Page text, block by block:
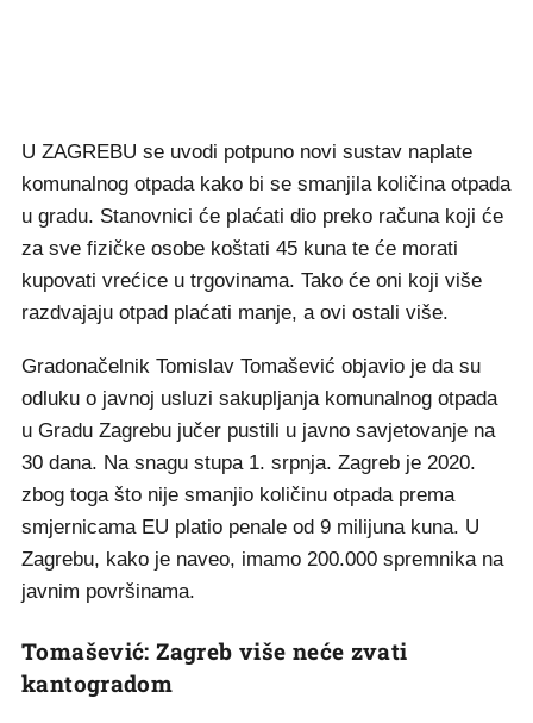
U ZAGREBU se uvodi potpuno novi sustav naplate
komunalnog otpada kako bi se smanjila količina otpada
u gradu. Stanovnici će plaćati dio preko računa koji će
za sve fizičke osobe koštati 45 kuna te će morati
kupovati vrećice u trgovinama. Tako će oni koji više
razdvajaju otpad plaćati manje, a ovi ostali više.
Gradonačelnik Tomislav Tomašević objavio je da su
odluku o javnoj usluzi sakupljanja komunalnog otpada
u Gradu Zagrebu jučer pustili u javno savjetovanje na
30 dana. Na snagu stupa 1. srpnja. Zagreb je 2020.
zbog toga što nije smanjio količinu otpada prema
smjernicama EU platio penale od 9 milijuna kuna. U
Zagrebu, kako je naveo, imamo 200.000 spremnika na
javnim površinama.
Tomašević: Zagreb više neće zvati
kantogradom